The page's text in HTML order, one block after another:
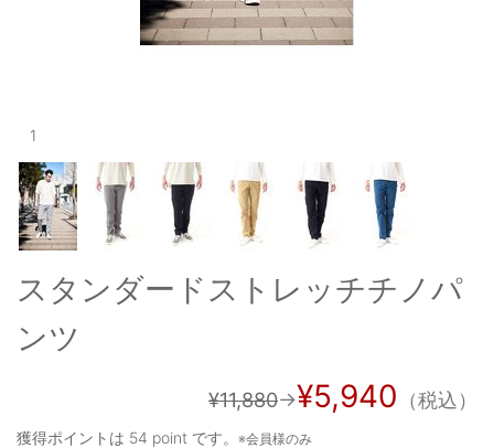
OUTERS : アウター
TOPS : トップス
OUTERS : アウター
OUTLET : アウトレット
LADIES : レディース
1
スタンダードストレッチチノパ
ンツ
¥11,880→¥5,940 （税込）
獲得ポイントは 54 point です。 ※会員様のみ